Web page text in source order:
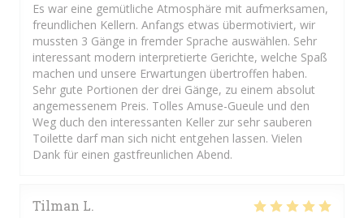
Es war eine gemütliche Atmosphäre mit aufmerksamen,
freundlichen Kellern. Anfangs etwas übermotiviert, wir
mussten 3 Gänge in fremder Sprache auswählen. Sehr
interessant modern interpretierte Gerichte, welche Spaß
machen und unsere Erwartungen übertroffen haben.
Sehr gute Portionen der drei Gänge, zu einem absolut
angemessenem Preis. Tolles Amuse-Gueule und den
Weg duch den interessanten Keller zur sehr sauberen
Toilette darf man sich nicht entgehen lassen. Vielen
Dank für einen gastfreunlichen Abend.
Tilman L